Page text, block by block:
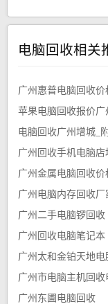
电脑回收相关
广州惠普电脑回收
苹果电脑回收报价
电脑回收广州增城_
广州回收手机电脑
广州金属电脑回收
广州电脑内存回收
广州二手电脑锣回收
广州回收电脑笔记本
广州太和金铂天地电
广州市电脑主机回收
广州东圃电脑回收